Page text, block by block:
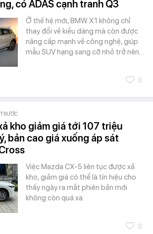
có ADAS cạnh tranh Q3
Ở thế hệ mới, BMW X1 không chỉ
thay đổi về kiểu dáng mà còn được
nâng cấp mạnh về công nghệ, giúp
mẫu SUV hạng sang cỡ nhỏ trở nên…
0
kho giảm giá tới 107 triệu
bản cao giá xuống áp sát
Việc Mazda CX-5 liên tục được xả
kho, giảm giá có thể là tín hiệu cho
thấy ngày ra mắt phiên bản mới
không còn quá xa.
0